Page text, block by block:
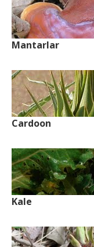
Mantarlar
Cardoon
Kale